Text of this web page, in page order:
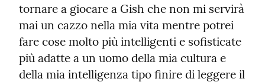
tornare a giocare a Gish che non mi servirà
mai un cazzo nella mia vita mentre potrei
fare cose molto più intelligenti e sofisticate
più adatte a un uomo della mia cultura e
della mia intelligenza tipo finire di leggere il